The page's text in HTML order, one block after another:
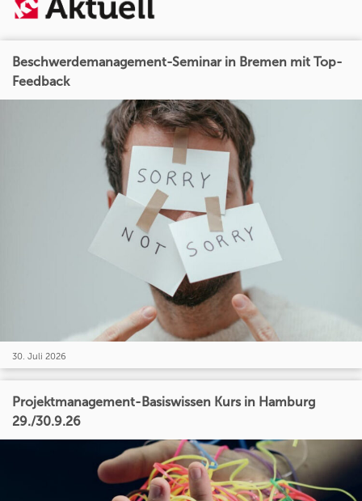
Beschwerdemanagement-Seminar in Bremen mit Top-
Feedback
30. Juli 2026
Projektmanagement-Basiswissen Kurs in Hamburg
29./30.9.26